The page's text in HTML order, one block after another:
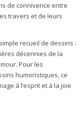
de connivence entre
travers et de leurs
recueil de dessins :
décennies de la
Pour les
humoristiques, ce
à l’esprit et à la joie